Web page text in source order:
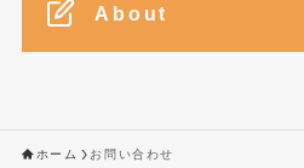
About
ホーム お問い合わせ